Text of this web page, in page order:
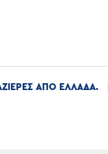
ΑΠΟ ΕΛΛΑΔΑ